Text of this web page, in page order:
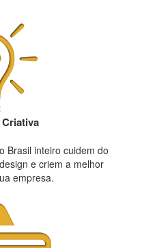
Brasil inteiro cuidem do
e criem a melhor
empresa.